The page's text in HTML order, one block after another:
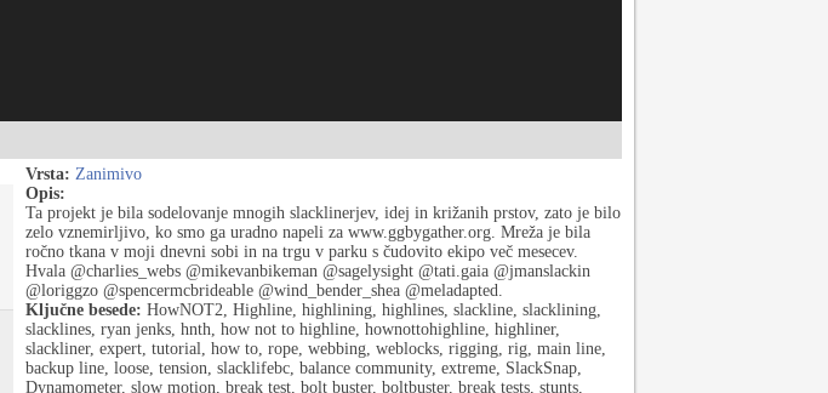
Vrsta: Zanimivo
Opis:
Ta projekt je bila sodelovanje mnogih slacklinerjev, idej in križanih prstov, zato je bilo
zelo vznemirljivo, ko smo ga uradno napeli za www.ggbygather.org. Mreža je bila
ročno tkana v moji dnevni sobi in na trgu v parku s čudovito ekipo več mesecev.
Hvala @charlies_webs @mikevanbikeman @sagelysight @tati.gaia @jmanslackin
@loriggzo @spencermcbrideable @wind_bender_shea @meladapted.
Ključne besede: HowNOT2, Highline, highlining, highlines, slackline, slacklining,
slacklines, ryan jenks, hnth, how not to highline, hownottohighline, highliner,
slackliner, expert, tutorial, how to, rope, webbing, weblocks, rigging, rig, main line,
backup line, loose, tension, slacklifebc, balance community, extreme, SlackSnap,
Dynamometer, slow motion, break test, bolt buster, boltbuster, break tests, stunts,